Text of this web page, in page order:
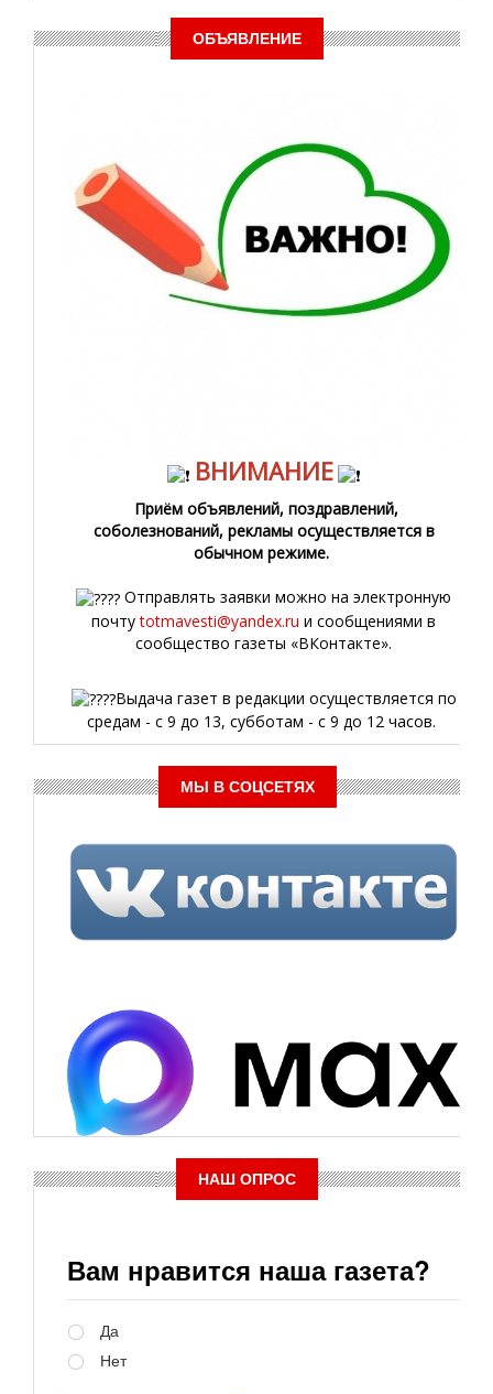
ОБЪЯВЛЕНИЕ
ВНИМАНИЕ
Приём объявлений, поздравлений,
соболезнований, рекламы осуществляется в
обычном режиме.
Отправлять заявки можно на электронную
почтуtotmavesti@yandex.ru и сообщениями в
сообщество газеты «ВКонтакте».
Выдача газет в редакции осуществляется по
средам - с 9 до 13, субботам - с 9 до 12 часов.
МЫ В СОЦСЕТЯХ
НАШ ОПРОС
Вам нравится наша газета?
Да
Нет